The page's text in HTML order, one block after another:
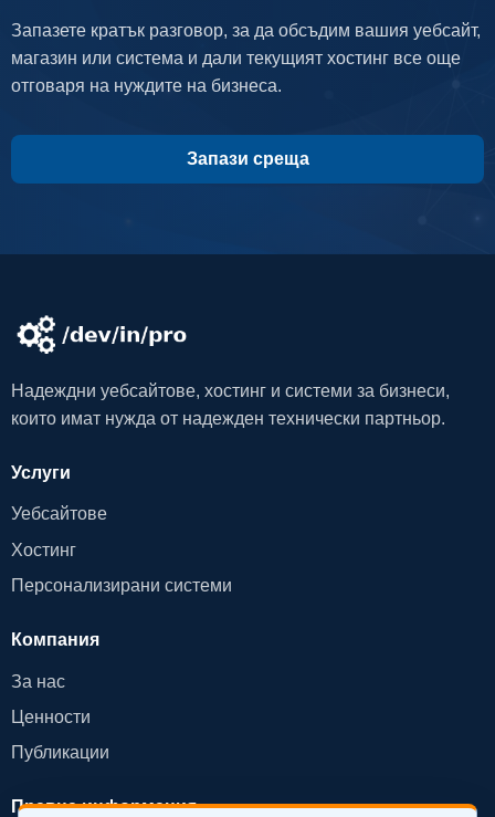
Запазете кратък разговор, за да обсъдим вашия уебсайт,
магазин или система и дали текущият хостинг все още
отговаря на нуждите на бизнеса.
Запази среща
Надеждни уебсайтове, хостинг и системи за бизнеси,
които имат нужда от надежден технически партньор.
Услуги
Уебсайтове
Хостинг
Персонализирани системи
Компания
За нас
Ценности
Публикации
Правна информация